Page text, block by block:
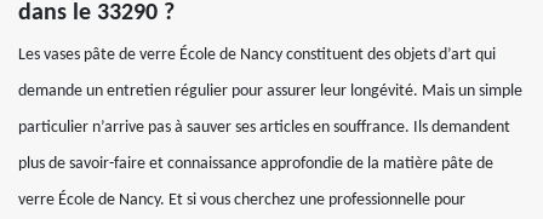
dans le 33290 ?
Les vases pâte de verre École de Nancy constituent des objets d’art qui
demande un entretien régulier pour assurer leur longévité. Mais un simple
particulier n’arrive pas à sauver ses articles en souffrance. Ils demandent
plus de savoir-faire et connaissance approfondie de la matière pâte de
verre École de Nancy. Et si vous cherchez une professionnelle pour